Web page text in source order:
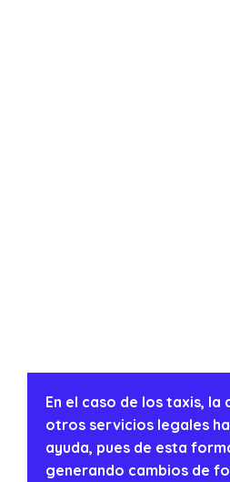
En el caso de los taxis, la
otros servicios legales
ayuda, pues de esta
generando cambios de